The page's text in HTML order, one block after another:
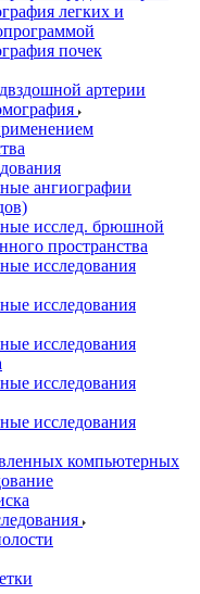
легких и
почек
артерии
ангиографии
исслед. брюшной
пространства
исследования
исследования
исследования
исследования
исследования
компьютерных